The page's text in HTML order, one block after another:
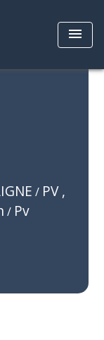
menu
/ PV ,
/ Pv